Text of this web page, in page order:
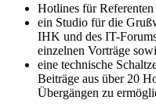
Hotlines für
ein Studio für die
IHK und des IT-
einzelnen Vorträge
eine technische
Beiträge aus über 20
Übergängen zu